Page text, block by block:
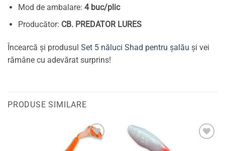
Mod de ambalare: 4 buc/plic
Producător: CB. PREDATOR LURES
Încearcă și produsul Set 5 năluci Shad pentru șalău și vei
rămâne cu adevărat surprins!
PRODUSE SIMILARE